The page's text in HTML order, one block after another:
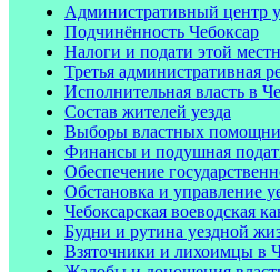
Административный центр
Подчинённость Чебоксар
Налоги и подати этой
Третья административная
Исполнительная власть в
Состав жителей уезда
Выборы властных
Финансы и подушная
Обеспечение
Обстановка и управление
Чебоксарская воеводская
Будни и рутина уездной
Взяточники и лихоимцы в